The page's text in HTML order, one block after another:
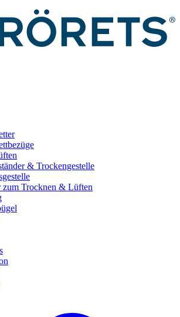
& Trockengestelle
zum Trocknen & Lüften